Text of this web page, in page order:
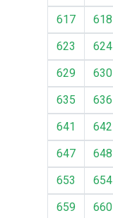
617
618
623
624
629
630
635
636
641
642
647
648
653
654
659
660